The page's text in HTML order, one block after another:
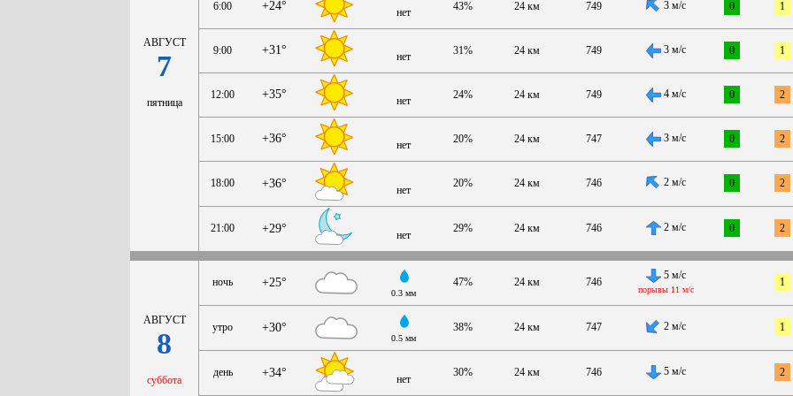
АВГУСТ
7
пятница
6:00 +24° нет 43% 24 км 749 3 м/с 0 1
9:00 +31° нет 31% 24 км 749 3 м/с 0 1
12:00 +35° нет 24% 24 км 749 4 м/с 0 2
15:00 +36° нет 20% 24 км 747 3 м/с 0 2
18:00 +36° нет
20% 24 км 746 2 м/с 0 2
21:00 +29° нет
29% 24 км 746 2 м/с 0 2
АВГУСТ
8
суббота
ночь +25°
0.3 мм
47% 24 км 746
5 м/с
порывы 11 м/с
1
утро +30°
0.5 мм
38% 24 км 747 2 м/с 1
день +34° нет
30% 24 км 746 5 м/с 2